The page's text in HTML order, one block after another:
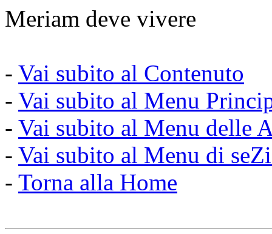
Meriam deve vivere
- Vai subito al Contenuto
- Vai subito al Menu
- Vai subito al Menu delle
- Vai subito al Menu di
- Torna alla Home